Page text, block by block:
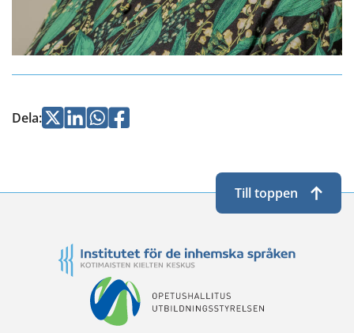
Dela:Jaa Jaa Jaa
Jaa
Till toppen